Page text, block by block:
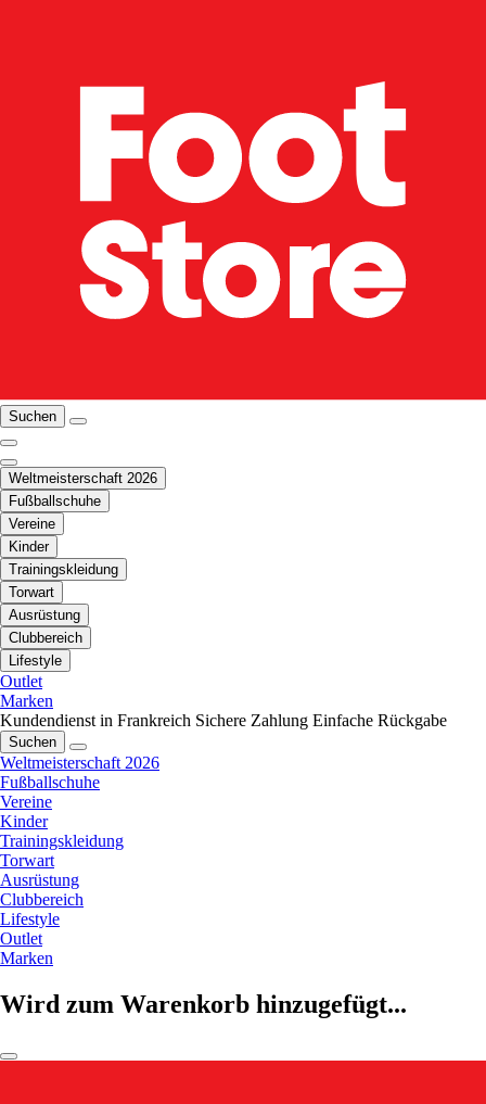
Suchen
Weltmeisterschaft 2026
Fußballschuhe
Vereine
Kinder
Trainingskleidung
Torwart
Ausrüstung
Clubbereich
Lifestyle
Outlet
Marken
Kundendienst in Frankreich Sichere Zahlung Einfache Rückgabe
Suchen
Weltmeisterschaft 2026
Fußballschuhe
Vereine
Kinder
Trainingskleidung
Torwart
Ausrüstung
Clubbereich
Lifestyle
Outlet
Marken
Wird zum Warenkorb hinzugefügt...